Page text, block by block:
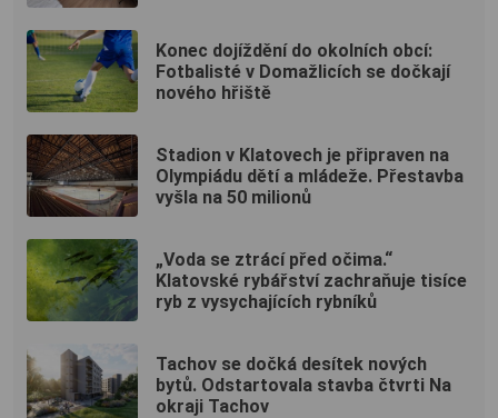
Konec dojíždění do okolních obcí:
Fotbalisté v Domažlicích se dočkají
nového hřiště
Stadion v Klatovech je připraven na
Olympiádu dětí a mládeže. Přestavba
vyšla na 50 milionů
„Voda se ztrácí před očima.“
Klatovské rybářství zachraňuje tisíce
ryb z vysychajících rybníků
Tachov se dočká desítek nových
bytů. Odstartovala stavba čtvrti Na
okraji Tachov